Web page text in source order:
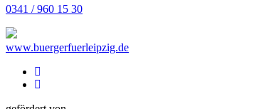
0341 / 960 15 30
www.buergerfuerleipzig.de